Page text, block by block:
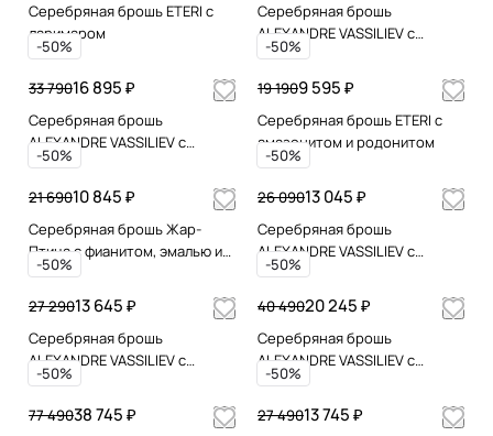
Серебряная брошь ETERI с
ларимаром
Серебряная брошь
ALEXANDRE VASSILIEV с
марказитами Swarovski
топазом ,гранатом и
аметистом
-50%
16 895 ₽
33 790
Серебряная брошь
ALEXANDRE VASSILIEV с
зеленым агатом,
марказитами Swarovski и
микрожемчугом
-50%
9 595 ₽
19 190
Серебряная брошь ETERI с
амазонитом и родонитом
-50%
10 845 ₽
21 690
Серебряная брошь Жар-
Птица с фианитом, эмалью и
позолотой
-50%
13 045 ₽
26 090
Серебряная брошь
ALEXANDRE VASSILIEV с
марказитами Swarovski,
жемчугом и микрожемчугом
-50%
13 645 ₽
27 290
Серебряная брошь
ALEXANDRE VASSILIEV с
марказитами Swarovski и
микрожемчугом
-50%
20 245 ₽
40 490
Серебряная брошь
ALEXANDRE VASSILIEV с
гранатом и марказитами
Swarovski
-50%
38 745 ₽
77 490
-50%
13 745 ₽
27 490